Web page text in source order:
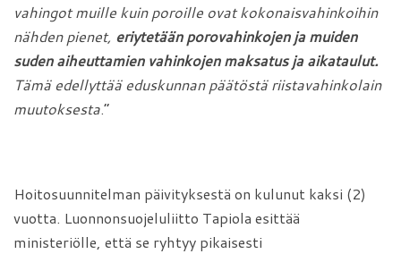
vahingot muille kuin poroille ovat kokonaisvahinkoihin
nähden pienet, eriytetään porovahinkojen ja muiden
suden aiheuttamien vahinkojen maksatus ja aikataulut.
Tämä edellyttää eduskunnan päätöstä riistavahinkolain
muutoksesta.”
Hoitosuunnitelman päivityksestä on kulunut kaksi (2)
vuotta. Luonnonsuojeluliitto Tapiola esittää
ministeriölle, että se ryhtyy pikaisesti